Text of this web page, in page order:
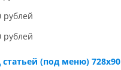
рублей
рублей
статьей (под меню) 728x90